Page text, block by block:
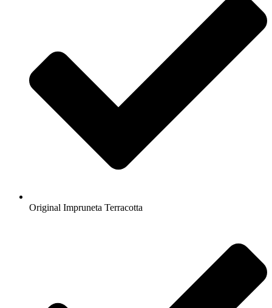
Original Impruneta Terracotta